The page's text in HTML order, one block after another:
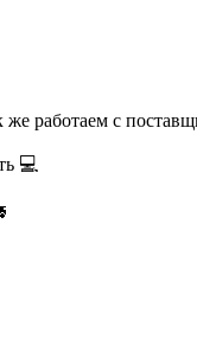
же работаем с
💻